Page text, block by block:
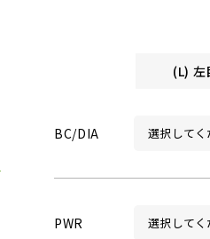
(L) 左
BC/DIA
PWR